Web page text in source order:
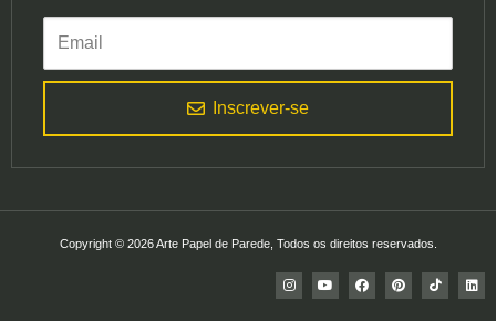
Inscrever-se
Copyright © 2026 Arte Papel de Parede, Todos os direitos reservados.